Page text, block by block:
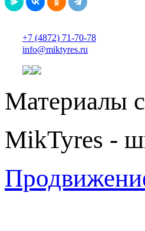
+7 (4872) 71-70-78
info@miktyres.ru
Материалы
MikTyres -